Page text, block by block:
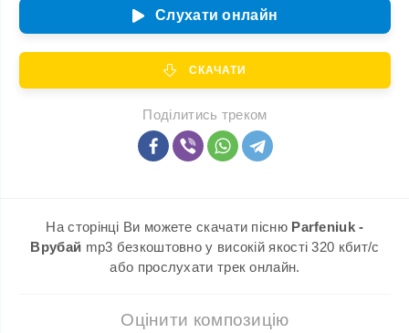
Слухати онлайн
СКАЧАТИ
Поділитись треком
На сторінці Ви можете скачати пісню Parfeniuk -
Врубай mp3 безкоштовно у високій якості 320 кбит/с
або прослухати трек онлайн.
Оцінити композицію